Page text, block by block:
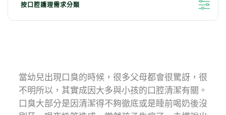
按口腔護理需求分類
兒童口腔護理 牙齦問題
對抗敏感牙齒 深層清潔 口腔抗菌
當幼兒出現口臭的時候，很多父母都會很驚訝，很
不明所以，其實成因大多與小孩的口腔清潔有關。
口臭大部分是因清潔得不夠徹底或是睡前喝奶後沒